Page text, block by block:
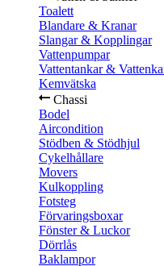
Toalett
Blandare & Kranar
Slangar & Kopplingar
Vattenpumpar
Vattentankar &
Kemvätska
Chassi
Bodel
Aircondition
Stödben & Stödhjul
Cykelhållare
Movers
Kulkoppling
Fotsteg
Förvaringsboxar
Fönster & Luckor
Dörrlås
Baklampor